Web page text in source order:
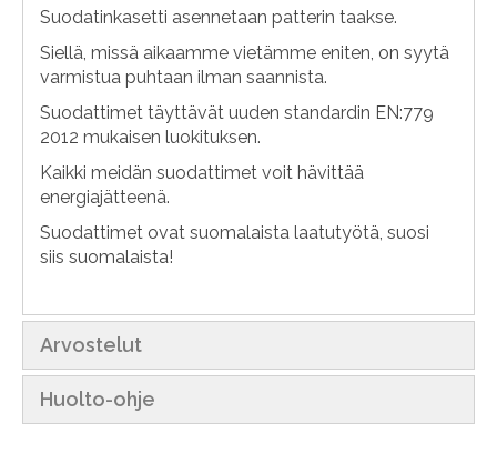
Suodatinkasetti asennetaan patterin taakse.
Siellä, missä aikaamme vietämme eniten, on syytä
varmistua puhtaan ilman saannista.
Suodattimet täyttävät uuden standardin EN:779
2012 mukaisen luokituksen.
Kaikki meidän suodattimet voit hävittää
energiajätteenä.
Suodattimet ovat suomalaista laatutyötä, suosi
siis suomalaista!
Arvostelut
Huolto-ohje